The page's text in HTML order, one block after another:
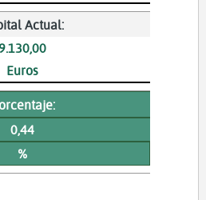
Actual:
9.130,00
Euros
0,44
%